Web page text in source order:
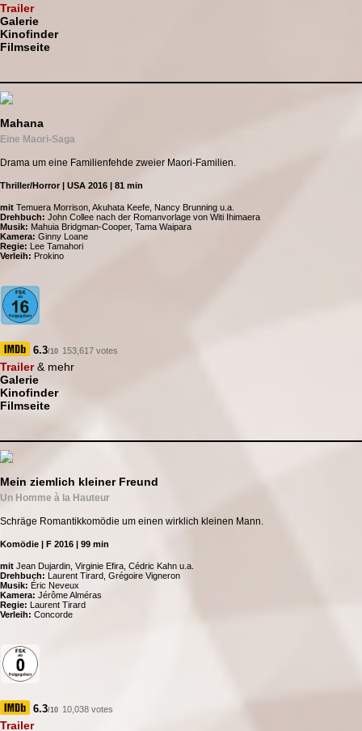
Trailer
Galerie
Kinofinder
Filmseite
Mahana
Eine Maori-Saga
Drama um eine Familienfehde zweier Maori-Familien.
Thriller/Horror | USA 2016 | 81 min
mit Temuera Morrison, Akuhata Keefe, Nancy Brunning u.a.
Drehbuch: John Collee nach der Romanvorlage von Witi Ihimaera
Musik: Mahuia Bridgman-Cooper, Tama Waipara
Kamera: Ginny Loane
Regie: Lee Tamahori
Verleih: Prokino
6.3/10 153,617 votes
Trailer& mehr
Galerie
Kinofinder
Filmseite
Mein ziemlich kleiner Freund
Un Homme à la Hauteur
Schräge Romantikkomödie um einen wirklich kleinen Mann.
Komödie | F 2016 | 99 min
mit Jean Dujardin, Virginie Efira, Cédric Kahn u.a.
Drehbuch: Laurent Tirard, Grégoire Vigneron
Musik: Éric Neveux
Kamera: Jérôme Alméras
Regie: Laurent Tirard
Verleih: Concorde
6.3/10 10,038 votes
Trailer